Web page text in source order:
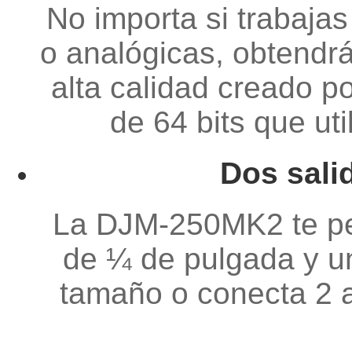
No importa si
o analógicas,
alta calidad creado
de 64 bits que
Dos
La DJM-250MK2 te
de ¼ de pulgada y
tamaño o conecta 2